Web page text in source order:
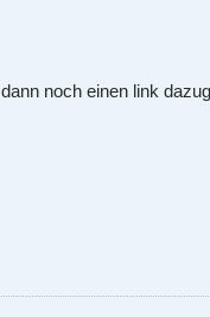
noch einen link